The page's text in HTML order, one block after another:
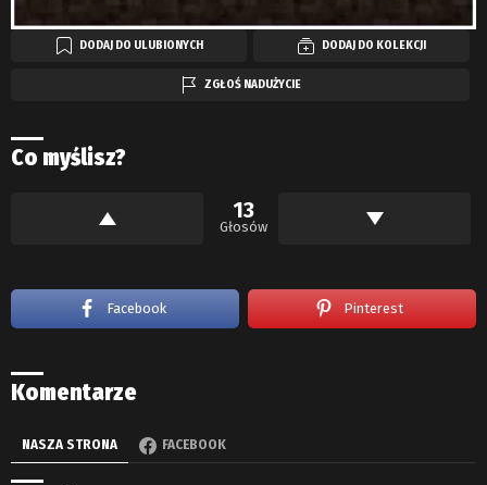
DODAJ DO ULUBIONYCH DODAJ DO KOLEKCJI
ZGŁOŚ NADUŻYCIE
Co myślisz?
13
Głosów
Facebook Pinterest
Komentarze
NASZA STRONA FACEBOOK